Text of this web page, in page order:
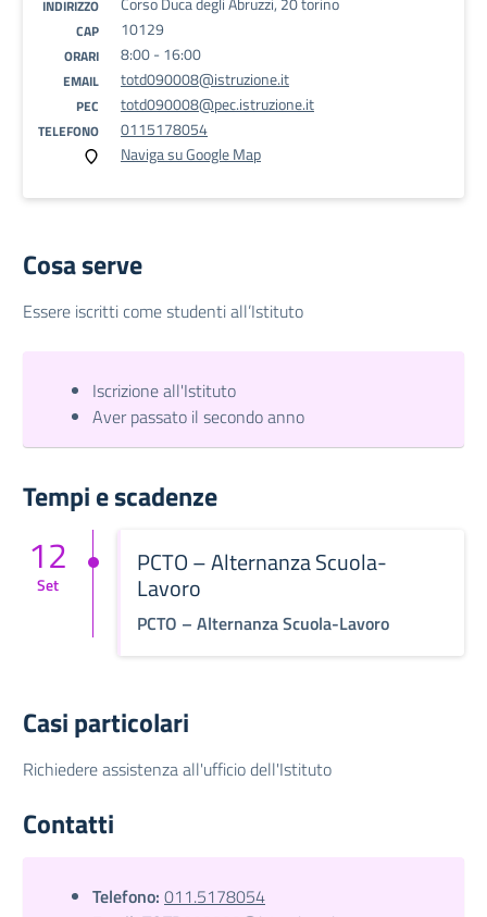
INDIRIZZO
CAP 10129
ORARI 8:00 - 16:00
EMAIL totd090008@istruzione.it
PEC totd090008@pec.istruzione.it
TELEFONO
0115178054
Naviga su Google Map
Cosa serve
Essere iscritti come studenti all’Istituto
Iscrizione all'Istituto
Aver passato il secondo anno
Tempi e scadenze
PCTO – Alternanza Scuola-
Lavoro
PCTO – Alternanza Scuola-Lavoro
12
Set
Casi particolari
Richiedere assistenza all'ufficio dell'Istituto
Contatti
Telefono: 011.5178054